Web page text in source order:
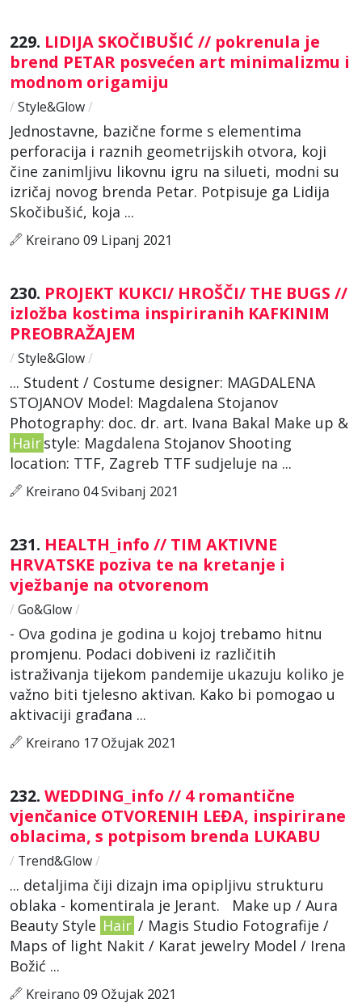
229. LIDIJA SKOČIBUŠIĆ // pokrenula je
brend PETAR posvećen art minimalizmu i
modnom origamiju
/ Style&Glow/
Jednostavne, bazične forme s elementima
perforacija i raznih geometrijskih otvora, koji
čine zanimljivu likovnu igru na silueti, modni su
izričaj novog brenda Petar. Potpisuje ga Lidija
Skočibušić, koja ...
Kreirano 09 Lipanj 2021
230. PROJEKT KUKCI/ HROŠČI/ THE BUGS //
izložba kostima inspiriranih KAFKINIM
PREOBRAŽAJEM
/ Style&Glow/
... Student / Costume designer: MAGDALENA
STOJANOV Model: Magdalena Stojanov
Photography: doc. dr. art. Ivana Bakal Make up &
Hairstyle: Magdalena Stojanov Shooting
location: TTF, Zagreb TTF sudjeluje na ...
Kreirano 04 Svibanj 2021
231. HEALTH_info // TIM AKTIVNE
HRVATSKE poziva te na kretanje i
vježbanje na otvorenom
/ Go&Glow/
- Ova godina je godina u kojoj trebamo hitnu
promjenu. Podaci dobiveni iz različitih
istraživanja tijekom pandemije ukazuju koliko je
važno biti tjelesno aktivan. Kako bi pomogao u
aktivaciji građana ...
Kreirano 17 Ožujak 2021
232. WEDDING_info // 4 romantične
vjenčanice OTVORENIH LEĐA, inspirirane
oblacima, s potpisom brenda LUKABU
/ Trend&Glow/
... detaljima čiji dizajn ima opipljivu strukturu
oblaka - komentirala je Jerant. Make up / Aura
Beauty Style Hair / Magis Studio Fotografije /
Maps of light Nakit / Karat jewelry Model / Irena
Božić ...
Kreirano 09 Ožujak 2021